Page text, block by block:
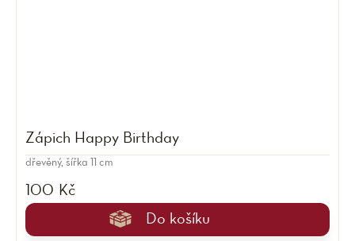
Zápich Happy Birthday
100 Kč
Do košíku
dřevěný, šířka 11 cm